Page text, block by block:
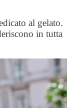
al gelato.
in tutta